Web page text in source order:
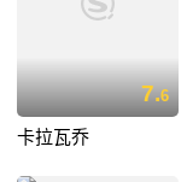
7.6
卡拉瓦乔